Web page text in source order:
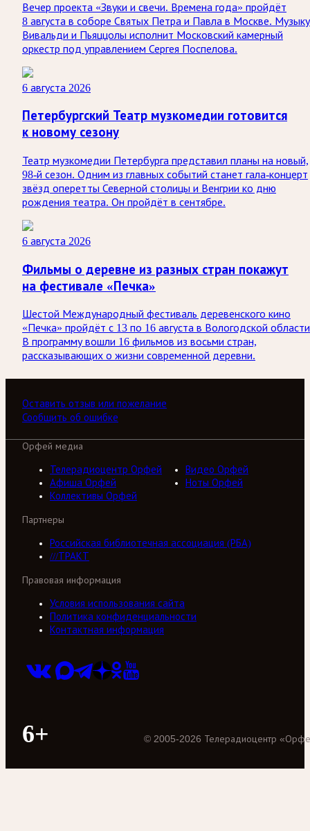
Вечер проекта «Звуки и свечи. Времена года» пройдёт
8 августа в соборе Святых Петра и Павла в Москве. Музыку
Вивальди и Пьяццолы исполнит Московский камерный
оркестр под управлением Сергея Поспелова.
6 августа 2026
Петербургский Театр музкомедии готовится
к новому сезону
Театр музкомедии Петербурга представил планы на новый,
98-й сезон. Одним из главных событий станет гала-концерт
звёзд оперетты Северной столицы и Венгрии ко дню
рождения театра. Он пройдёт в сентябре.
6 августа 2026
Фильмы о деревне из разных стран покажут
на фестивале «Печка»
Шестой Международный фестиваль деревенского кино
«Печка» пройдёт с 13 по 16 августа в Вологодской
В программу вошли 16 фильмов из восьми стран,
рассказывающих о жизни современной деревни.
Оставить отзыв или пожелание
Сообщить об ошибке
Орфей медиа
Телерадиоцентр Орфей
Видео Орфей
Афиша Орфей
Ноты Орфей
Коллективы Орфей
Партнеры
Российская библиотечная ассоциация (РБА)
///ТРАКТ
Правовая информация
Условия использования сайта
Политика конфиденциальности
Контактная информация
6+ © 2005-2026 Телерадиоцентр